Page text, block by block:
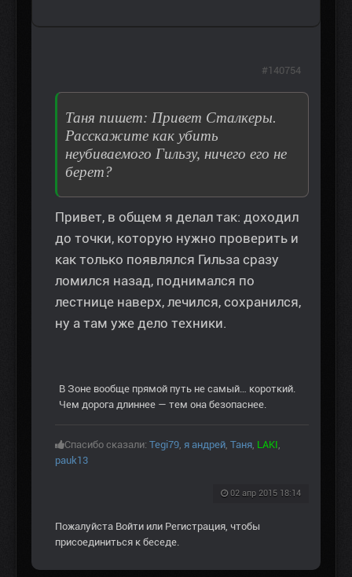
Таня пишет: Привет Сталкеры.
Расскажите как убить
неубиваемого Гильзу, ничего его не
берет?
Привет, в общем я делал так: доходил
до точки, которую нужно проверить и
как только появлялся Гильза сразу
ломился назад, поднимался по
лестнице наверх, лечился, сохранился,
ну а там уже дело техники.
В Зоне вообще прямой путь не самый… короткий.
Чем дорога длиннее — тем она безопаснее.
Спасибо сказали: Tegi79, я андрей, Таня, LAKI,
pauk13
02 апр 2015 18:14
#140754
Пожалуйста Войти или Регистрация, чтобы
присоединиться к беседе.